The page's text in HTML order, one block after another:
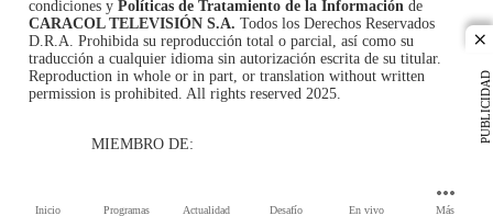
Inicio Programas Actualidad Desafío En vivo Más
PUBLICIDAD
condiciones y Políticas de Tratamiento de la Información de
CARACOL TELEVISIÓN S.A. Todos los Derechos Reservados
D.R.A. Prohibida su reproducción total o parcial, así como su
traducción a cualquier idioma sin autorización escrita de su titular.
Reproduction in whole or in part, or translation without written
permission is prohibited. All rights reserved 2025.
MIEMBRO DE: